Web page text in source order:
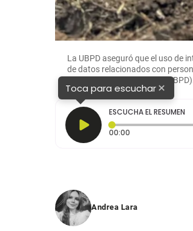
La UBPD aseguró que el uso de
de datos relacionados con
dadas por Desaparecidas (UBPD).
Toca para escuchar×
ESCUCHA EL RESUMEN
00:00
Andrea Lara